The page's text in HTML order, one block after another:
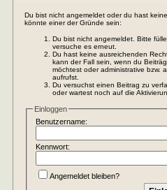
Du bist nicht angemeldet oder du hast
könnte einer der Gründe sein:
Du bist nicht angemeldet. Bitte
versuche es erneut.
Du hast keine ausreichenden
kann der Fall sein, wenn du
möchtest oder administrative bzw.
aufrufst.
Du versuchst einen Beitrag zu
oder wartest noch auf die
Einloggen
Benutzername:
Kennwort:
Angemeldet bleiben?